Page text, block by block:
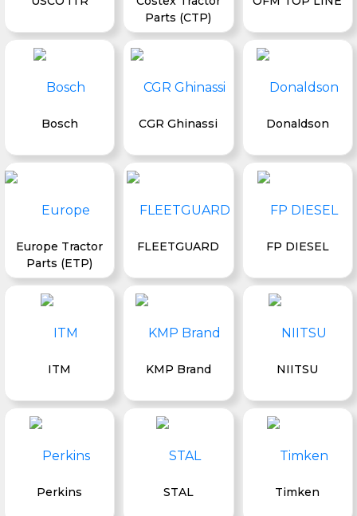
Parts (CTP)
Bosch CGR Ghinassi Donaldson
Europe Tractor
Parts (ETP)
FLEETGUARD FP DIESEL
ITM KMP Brand NIITSU
Perkins STAL Timken